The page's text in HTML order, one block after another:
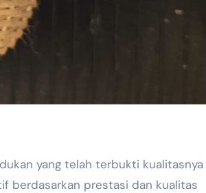
yang telah terbukti kualitasnya
berdasarkan prestasi dan kualitas